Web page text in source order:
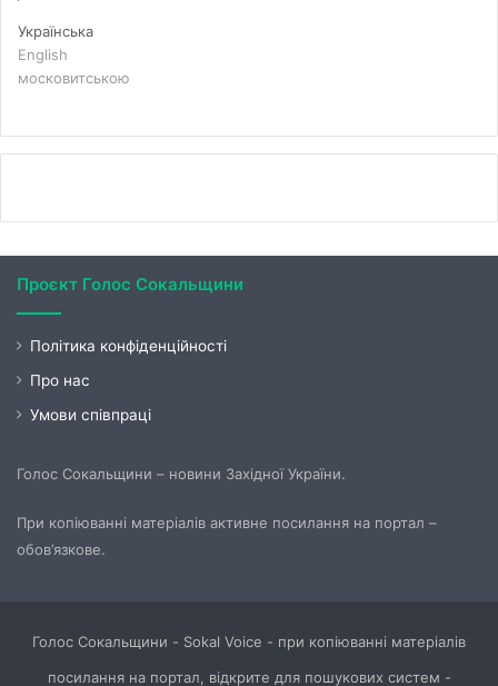
Українська
English
московитською
Проєкт Голос Сокальщини
Політика конфіденційності
Про нас
Умови співпраці
Голос Сокальщини – новини Західної України.
При копіюванні матеріалів активне посилання на портал –
обов’язкове.
Голос Сокальщини - Sokal Voice - при копіюванні матеріалів
посилання на портал, відкрите для пошукових систем -